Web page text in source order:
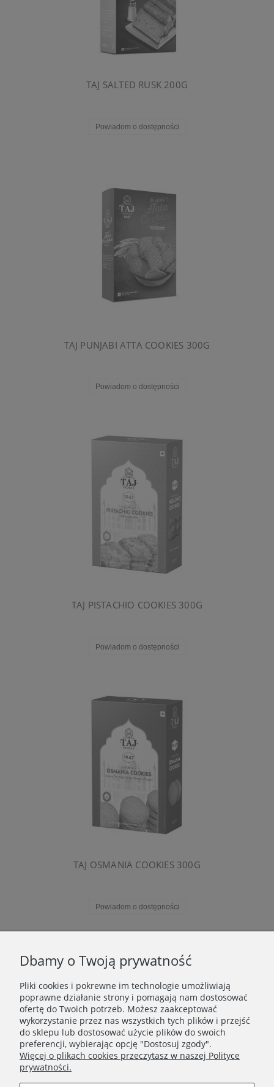
TAJ SALTED RUSK 200G
Powiadom o dostępności
TAJ PUNJABI ATTA COOKIES 300G
Powiadom o dostępności
TAJ PISTACHIO COOKIES 300G
Powiadom o dostępności
TAJ OSMANIA COOKIES 300G
Powiadom o dostępności
WAŻNE INFORMACJE
POLECANE STRONY
Dbamy o Twoją prywatność
Pliki cookies i pokrewne im technologie umożliwiają
poprawne działanie strony i pomagają nam dostosować
ofertę do Twoich potrzeb. Możesz zaakceptować
wykorzystanie przez nas wszystkich tych plików i przejść
do sklepu lub dostosować użycie plików do swoich
preferencji, wybierając opcję "Dostosuj zgody".
Więcej o plikach cookies przeczytasz w naszej Polityce
prywatności.